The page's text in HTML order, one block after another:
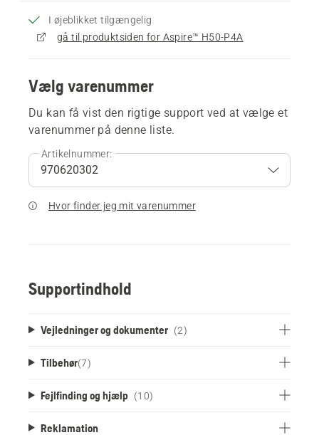
I øjeblikket tilgængelig
gå til produktsiden for Aspire™ H50-P4A
Vælg varenummer
Du kan få vist den rigtige support ved at vælge et
varenummer på denne liste.
Artikelnummer:
Hvor finder jeg mit varenummer
Supportindhold
Vejledninger og dokumenter (2)
Tilbehør(7)
Fejlfinding og hjælp (10)
Reklamation